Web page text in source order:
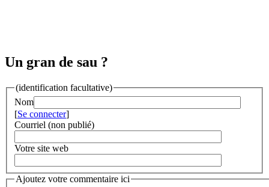
Un gran de sau ?
(identification facultative)
Nom
[Se connecter]
Courriel (non publié)
Votre site web
Ajoutez votre commentaire ici